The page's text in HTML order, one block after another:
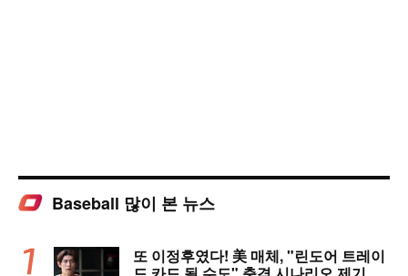
Baseball 많이 본 뉴스
또 이정후였다! 美 매체, "린도어 트레이